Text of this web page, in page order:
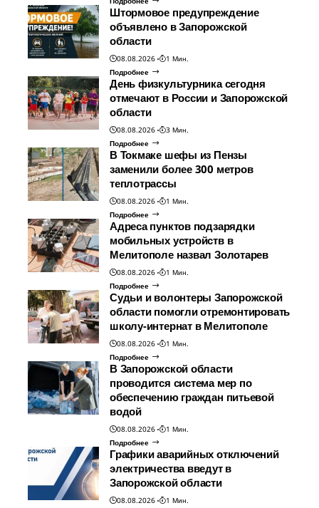
Штормовое предупреждение
объявлено в Запорожской
области
08.08.2026
1 Мин.
Подробнее
День физкультурника сегодня
отмечают в России и Запорожской
области
08.08.2026
3 Мин.
Подробнее
В Токмаке шефы из Пензы
заменили более 300 метров
теплотрассы
08.08.2026
1 Мин.
Подробнее
Адреса пунктов подзарядки
мобильных устройств в
Мелитополе назвал Золотарев
08.08.2026
1 Мин.
Подробнее
Судьи и волонтеры Запорожской
области помогли отремонтировать
школу-интернат в Мелитополе
08.08.2026
1 Мин.
Подробнее
В Запорожской области
проводится система мер по
обеспечению граждан питьевой
водой
08.08.2026
1 Мин.
Подробнее
Графики аварийных отключений
электричества введут в
Запорожской области
08.08.2026
1 Мин.